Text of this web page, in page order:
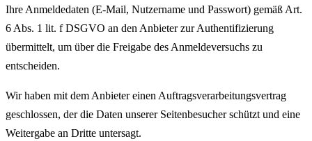
Ihre Anmeldedaten (E-Mail, Nutzername und Passwort) gemäß Art.
6 Abs. 1 lit. f DSGVO an den Anbieter zur Authentifizierung
übermittelt, um über die Freigabe des Anmeldeversuchs zu
entscheiden.
Wir haben mit dem Anbieter einen Auftragsverarbeitungsvertrag
geschlossen, der die Daten unserer Seitenbesucher schützt und eine
Weitergabe an Dritte untersagt.